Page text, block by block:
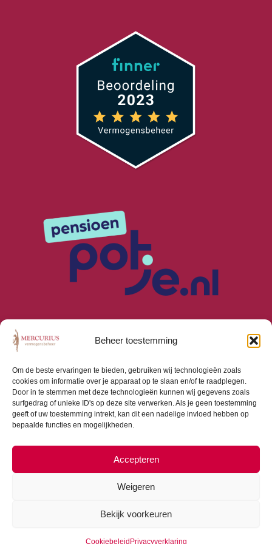
Beheer toestemming
Om de beste ervaringen te bieden, gebruiken wij technologieën zoals
cookies om informatie over je apparaat op te slaan en/of te raadplegen.
Door in te stemmen met deze technologieën kunnen wij gegevens zoals
surfgedrag of unieke ID's op deze site verwerken. Als je geen toestemming
geeft of uw toestemming intrekt, kan dit een nadelige invloed hebben op
bepaalde functies en mogelijkheden.
Accepteren
Weigeren
Bekijk voorkeuren
Cookiebeleid Privacyverklaring
Algemene Voorwaarden
Privacyverklaring
Cookiebeleid (EU)
Consumentenbrief
Beleggingsbeleid
Copyright © 2026 Mercurius Vermogensbeheer |